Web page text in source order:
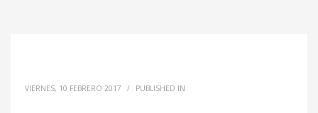
VIERNES, 10 FEBRERO 2017 / PUBLISHED IN